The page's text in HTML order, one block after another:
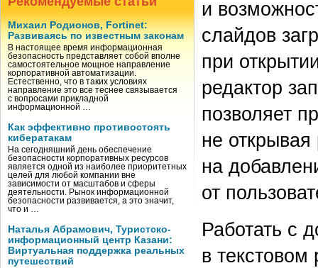
Михаил Родионов, Fortinet:
Развиваясь по известным законам
В настоящее время информационная
безопасность представляет собой вполне
самостоятельное мощное направление
корпоративной автоматизации.
Естественно, что в таких условиях
направление это все теснее связывается
с вопросами прикладной
информационной …
Как эффективно противостоять
кибератакам
На сегодняшний день обеспечение
безопасности корпоративных ресурсов
является одной из наиболее приоритетных
целей для любой компании вне
зависимости от масштабов и сферы
деятельности. Рынок информационной
безопасности развивается, а это значит,
что и …
Наталья Абрамович, Туристско-
информационный центр Казани:
Виртуальная поддержка реальных
путешествий
и
слайдов
при
редактор
позволяет
не
на
от
Работать с
в текстовом